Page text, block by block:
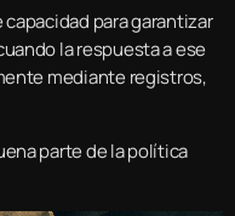
para garantizar
la respuesta a ese
mediante registros,
parte de la política